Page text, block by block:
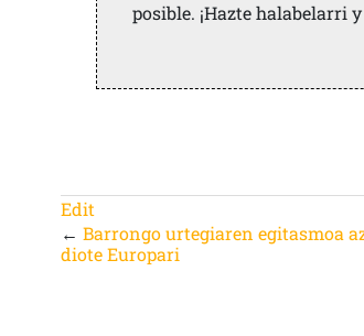
posible. ¡Hazte halabelarri
Edit
←Barrongo urtegiaren egitasmoa
diote Europari